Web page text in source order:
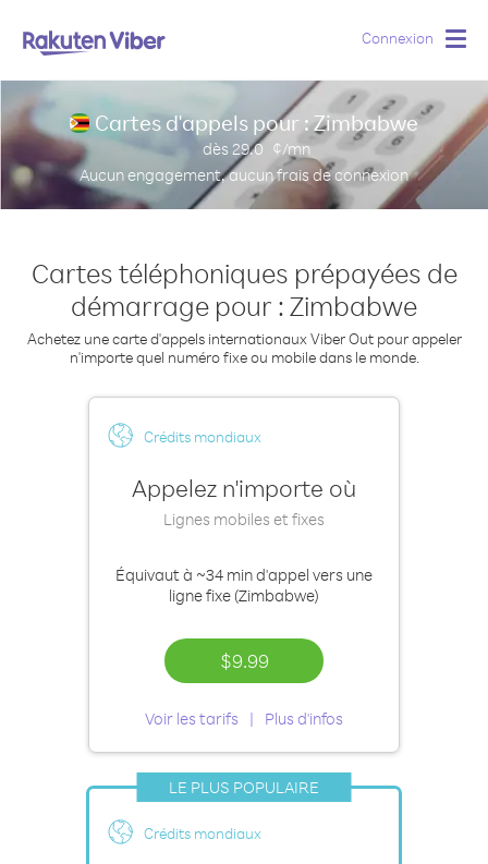
Connexion
Cartes d'appels pour : Zimbabwe
dès 29.0 ¢/mn
Aucun engagement, aucun frais de connexion
Cartes téléphoniques prépayées de
démarrage pour : Zimbabwe
Achetez une carte d'appels internationaux Viber Out pour appeler
n'importe quel numéro fixe ou mobile dans le monde.
Crédits mondiaux
Appelez n'importe où
Lignes mobiles et fixes
Équivaut à ~34 mind'appel vers une
ligne fixe (Zimbabwe)
$9.99
Voir les tarifs Plus d'infos
LE PLUS POPULAIRE
Crédits mondiaux